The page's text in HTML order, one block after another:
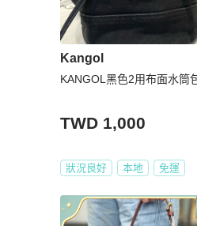
Kangol
KANGOL黑色2用布面水筒
TWD 1,000
狀況良好 本地 免運